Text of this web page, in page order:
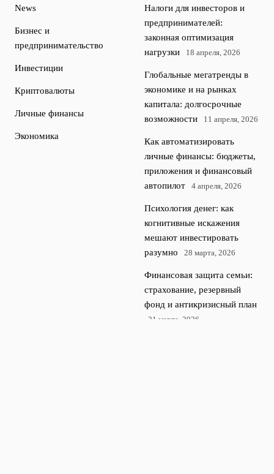
News
Бизнес и
предпринимательство
Инвестиции
Криптовалюты
Личные финансы
Экономика
Налоги для инвесторов и
предпринимателей:
законная оптимизация
нагрузки
18 апреля, 2026
Глобальные мегатренды в
экономике и на рынках
капитала: долгосрочные
возможности
11 апреля, 2026
Как автоматизировать
личные финансы: бюджеты,
приложения и финансовый
автопилот
4 апреля, 2026
Психология денег: как
когнитивные искажения
мешают инвестировать
разумно
28 марта, 2026
Финансовая защита семьи:
страхование, резервный
фонд и антикризисный план
21 марта, 2026